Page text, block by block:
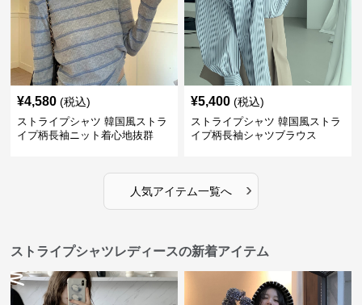
¥4,580 (税込)
ストライプシャツ 韓国風ストラ
イプ柄長袖ニット着心地抜群
¥5,400 (税込)
ストライプシャツ 韓国風ストラ
イプ柄長袖シャツブラウス
人気アイテム一覧へ ›
ストライプシャツレディースの新着アイテム